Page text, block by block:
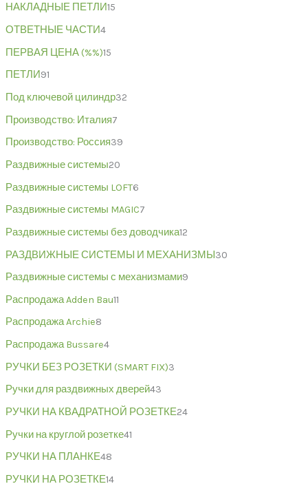
НАКЛАДНЫЕ ПЕТЛИ15
ОТВЕТНЫЕ ЧАСТИ4
ПЕРВАЯ ЦЕНА (%%)15
ПЕТЛИ91
Под ключевой цилиндр32
Производство: Италия7
Производство: Россия39
Раздвижные системы20
Раздвижные системы LOFT6
Раздвижные системы MAGIC7
Раздвижные системы без доводчика12
РАЗДВИЖНЫЕ СИСТЕМЫ И МЕХАНИЗМЫ 30
Раздвижные системы с механизмами9
Распродажа Adden Bau11
Распродажа Archie8
Распродажа Bussare4
РУЧКИ БЕЗ РОЗЕТКИ (SMART FIX)3
Ручки для раздвижных дверей43
РУЧКИ НА КВАДРАТНОЙ РОЗЕТКЕ24
Ручки на круглой розетке41
РУЧКИ НА ПЛАНКЕ48
РУЧКИ НА РОЗЕТКЕ14